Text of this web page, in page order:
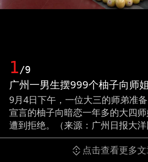
1/9
广州一男生摆999个柚子向师
9月4日下午，一位大三的师弟准
宣言的柚子向暗恋一年多的大四
遭到拒绝。（来源：广州日报大洋
点击查看更多